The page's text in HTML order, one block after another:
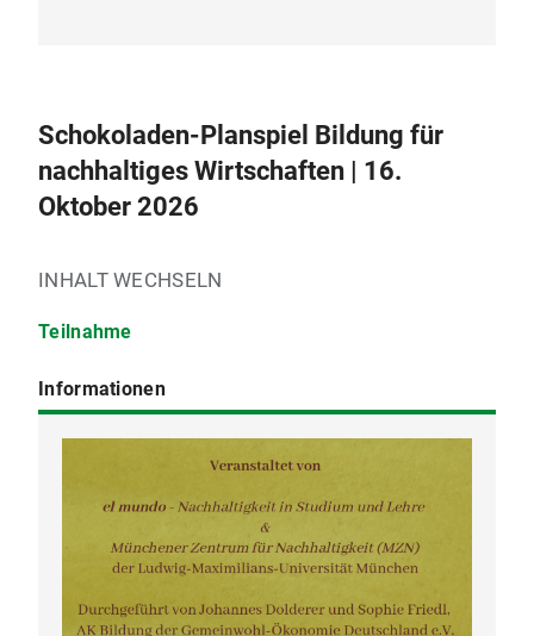
Schokoladen-Planspiel Bildung für
nachhaltiges Wirtschaften | 16.
Oktober 2026
INHALT WECHSELN
Informationen
Teilnahme
elmundo@lmu.de